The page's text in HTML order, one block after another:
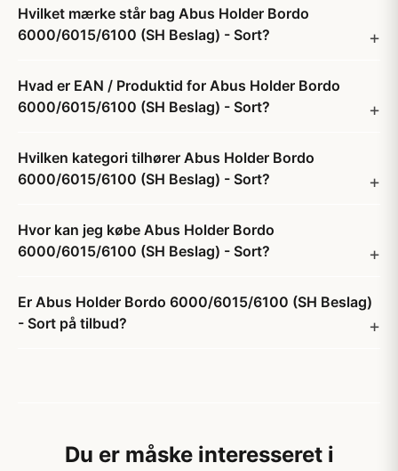
Hvilket mærke står bag Abus Holder Bordo
6000/6015/6100 (SH Beslag) - Sort?
Hvad er EAN / Produktid for Abus Holder Bordo
6000/6015/6100 (SH Beslag) - Sort?
Hvilken kategori tilhører Abus Holder Bordo
6000/6015/6100 (SH Beslag) - Sort?
Hvor kan jeg købe Abus Holder Bordo
6000/6015/6100 (SH Beslag) - Sort?
Er Abus Holder Bordo 6000/6015/6100 (SH Beslag)
- Sort på tilbud?
Du er måske interesseret i